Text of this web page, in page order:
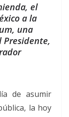
el
a la
una
de asumir
la hoy